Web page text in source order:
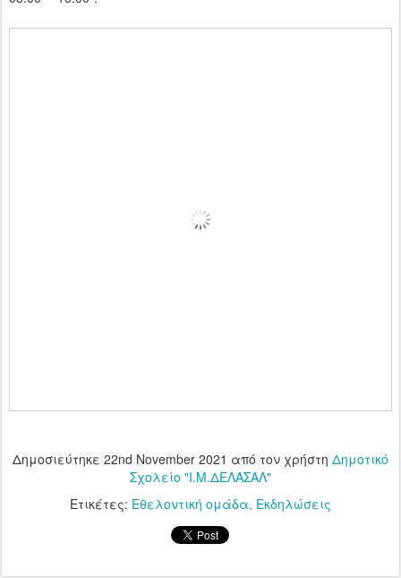
Δημοσιεύτηκε 22nd November 2021 από τον χρήστη Δημοτικό
Σχολείο "Ι.Μ.ΔΕΛΑΣΑΛ"
Ετικέτες: Εθελοντική ομάδα Εκδηλώσεις